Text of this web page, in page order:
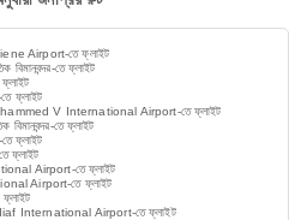
Airport-তে ফ্লাইট
বিমানবন্দর-তে ফ্লাইট
ফ্লাইট
তে ফ্লাইট
V International Airport-তে ফ্লাইট
বিমানবন্দর-তে ফ্লাইট
ফ্লাইট
ফ্লাইট
Airport-তে ফ্লাইট
Airport-তে ফ্লাইট
ফ্লাইট
International Airport-তে ফ্লাইট